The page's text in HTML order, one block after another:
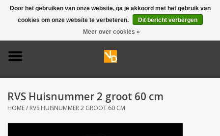
0 Artikelen - €0,00
Deurbel 304
RVS Huisnummer 2 groot 60 cm
HOME/ RVS HUISNUMMER 2 GROOT 60 CM
Door het gebruiken van onze website, ga je akkoord met het gebruik van
cookies om onze website te verbeteren.
Dit bericht verbergen
Meer over cookies »